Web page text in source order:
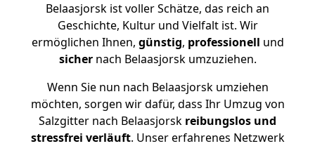
Belaasjorsk ist voller Schätze, das reich an
Geschichte, Kultur und Vielfalt ist. Wir
ermöglichen Ihnen, günstig, professionell und
sichernach Belaasjorsk umzuziehen.
Wenn Sie nun nach Belaasjorsk umziehen
möchten, sorgen wir dafür, dass Ihr Umzug von
Salzgitter nach Belaasjorsk reibungslos und
stressfrei verläuft. Unser erfahrenes Netzwerk